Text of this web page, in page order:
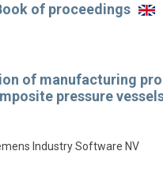
of proceedings
of manufacturing
pressure
Industry Software NV